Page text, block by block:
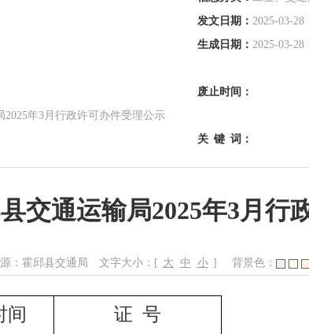
发文日期： 2025-03-28
生成日期： 2025-03-28
废止时间：
2025年3月行政许可办件受理公示
关 键 词：
交通运输局2025年3月行
：霍邱县交通局 文字大小：[ 大 中 小 ] 背景色：
间 证 号